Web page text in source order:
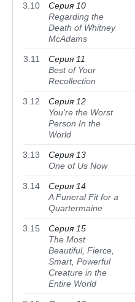
3.10
Серия 10
Regarding the
Death of Whitney
McAdams
3.11
Серия 11
Best of Your
Recollection
3.12
Серия 12
You're the Worst
Person In the
World
3.13
Серия 13
One of Us Now
3.14
Серия 14
A Funeral Fit for a
Quartermaine
3.15
Серия 15
The Most
Beautiful, Fierce,
Smart, Powerful
Creature in the
Entire World